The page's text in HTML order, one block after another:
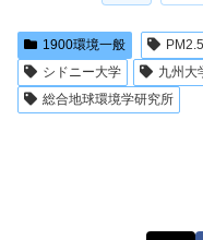
1900環境一般
シドニー大学
九州大
総合地球環境学研究所